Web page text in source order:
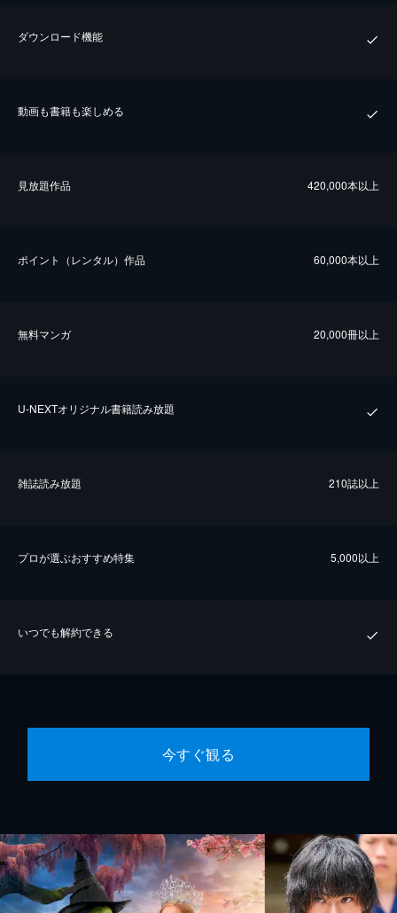
ダウンロード機能
動画も書籍も楽しめる
⾒放題作品 420,000本以上
ポイント（レンタル）作品 60,000本以上
無料マンガ 20,000冊以上
U-NEXTオリジナル書籍読み放題
雑誌読み放題 210誌以上
プロが選ぶおすすめ特集 5,000以上
いつでも解約できる
今すぐ観る